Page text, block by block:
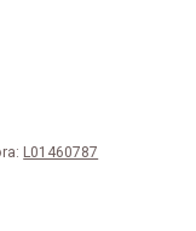
L01460787